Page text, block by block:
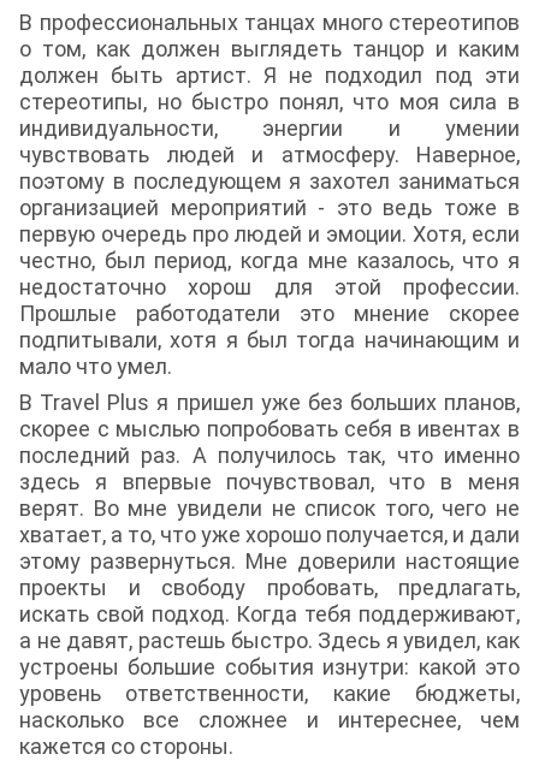
В профессиональных танцах много стереотипов
о том, как должен выглядеть танцор и каким
должен быть артист. Я не подходил под эти
стереотипы, но быстро понял, что моя сила в
индивидуальности, энергии и умении
чувствовать людей и атмосферу. Наверное,
поэтому в последующем я захотел заниматься
организацией мероприятий - это ведь тоже в
первую очередь про людей и эмоции. Хотя, если
честно, был период, когда мне казалось, что я
недостаточно хорош для этой профессии.
Прошлые работодатели это мнение скорее
подпитывали, хотя я был тогда начинающим и
мало что умел.
В Travel Plus я пришел уже без больших планов,
скорее с мыслью попробовать себя в ивентах в
последний раз. А получилось так, что именно
здесь я впервые почувствовал, что в меня
верят. Во мне увидели не список того, чего не
хватает, а то, что уже хорошо получается, и дали
этому развернуться. Мне доверили настоящие
проекты и свободу пробовать, предлагать,
искать свой подход. Когда тебя поддерживают,
а не давят, растешь быстро. Здесь я увидел, как
устроены большие события изнутри: какой это
уровень ответственности, какие бюджеты,
насколько все сложнее и интереснее, чем
кажется со стороны.